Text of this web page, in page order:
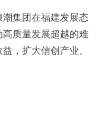
集团在福建发展态
质量发展超越的难
，扩大信创产业、